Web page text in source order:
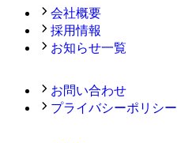
会社概要
採用情報
お知らせ一覧
お問い合わせ
プライバシーポリシー